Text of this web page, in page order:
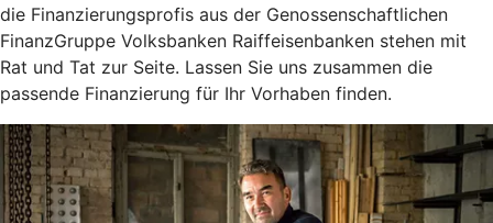
die Finanzierungsprofis aus der Genossenschaftlichen
FinanzGruppe Volksbanken Raiffeisenbanken stehen mit
Rat und Tat zur Seite. Lassen Sie uns zusammen die
passende Finanzierung für Ihr Vorhaben finden.